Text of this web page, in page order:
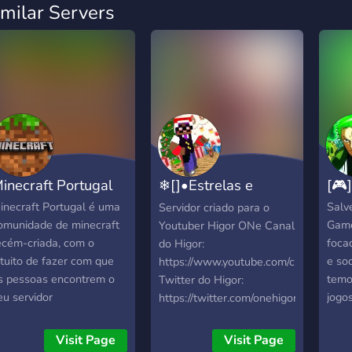
Servers
Portugal
Portugal é uma
de minecraft
criada, com o
de fazer com que
pessoas encontrem o
servidor
diversas amizades
Visit Page
❄[]•Estrelas e
Stars•[]❄
Servidor criado para o
Youtuber Higor ONe Canal
do Higor:
https://www.youtube.com/channel/
Twitter do Higor:
https://twitter.com/onehigor
Visit Page
e